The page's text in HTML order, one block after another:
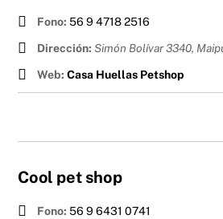
Fono: 56 9 4718 2516
Dirección: Simón Bolívar 3340,
Web: Casa Huellas Petshop
Cool pet shop
Fono: 56 9 6431 0741